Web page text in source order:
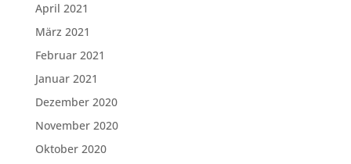
April 2021
März 2021
Februar 2021
Januar 2021
Dezember 2020
November 2020
Oktober 2020